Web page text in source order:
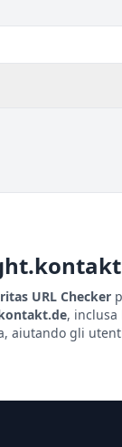
URL Checker
, inclusa
aiutando gli